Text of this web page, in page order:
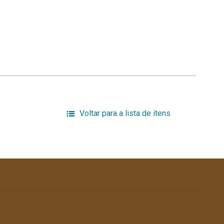
Voltar para a lista de itens